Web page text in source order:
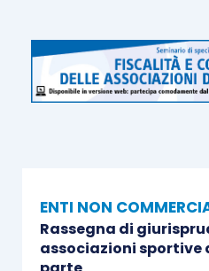
ENTI NON
Rassegna di
associazioni